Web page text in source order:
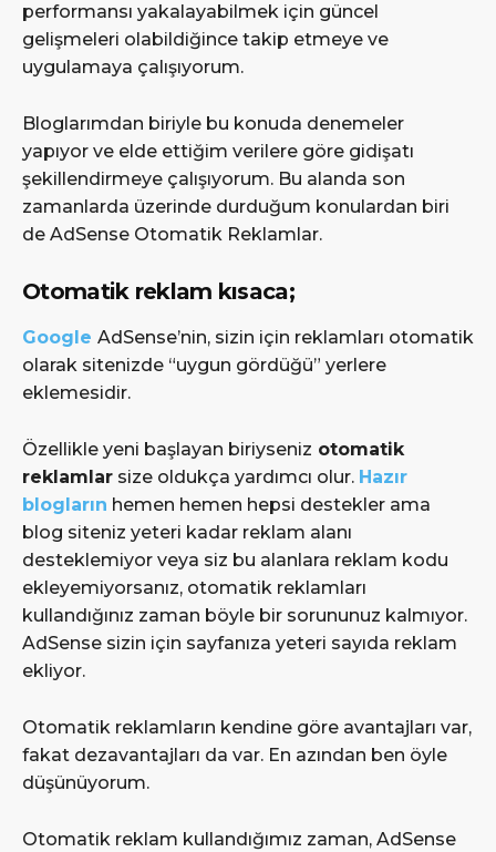
performansı yakalayabilmek için güncel
gelişmeleri olabildiğince takip etmeye ve
uygulamaya çalışıyorum.
Bloglarımdan biriyle bu konuda denemeler
yapıyor ve elde ettiğim verilere göre gidişatı
şekillendirmeye çalışıyorum. Bu alanda son
zamanlarda üzerinde durduğum konulardan biri
de AdSense Otomatik Reklamlar.
Otomatik reklam kısaca;
Google AdSense’nin, sizin için reklamları otomatik
olarak sitenizde “uygun gördüğü” yerlere
eklemesidir.
Özellikle yeni başlayan biriyseniz otomatik
reklamlar size oldukça yardımcı olur. Hazır
blogların hemen hemen hepsi destekler ama
blog siteniz yeteri kadar reklam alanı
desteklemiyor veya siz bu alanlara reklam kodu
ekleyemiyorsanız, otomatik reklamları
kullandığınız zaman böyle bir sorununuz kalmıyor.
AdSense sizin için sayfanıza yeteri sayıda reklam
ekliyor.
Otomatik reklamların kendine göre avantajları var,
fakat dezavantajları da var. En azından ben öyle
düşünüyorum.
Otomatik reklam kullandığımız zaman, AdSense